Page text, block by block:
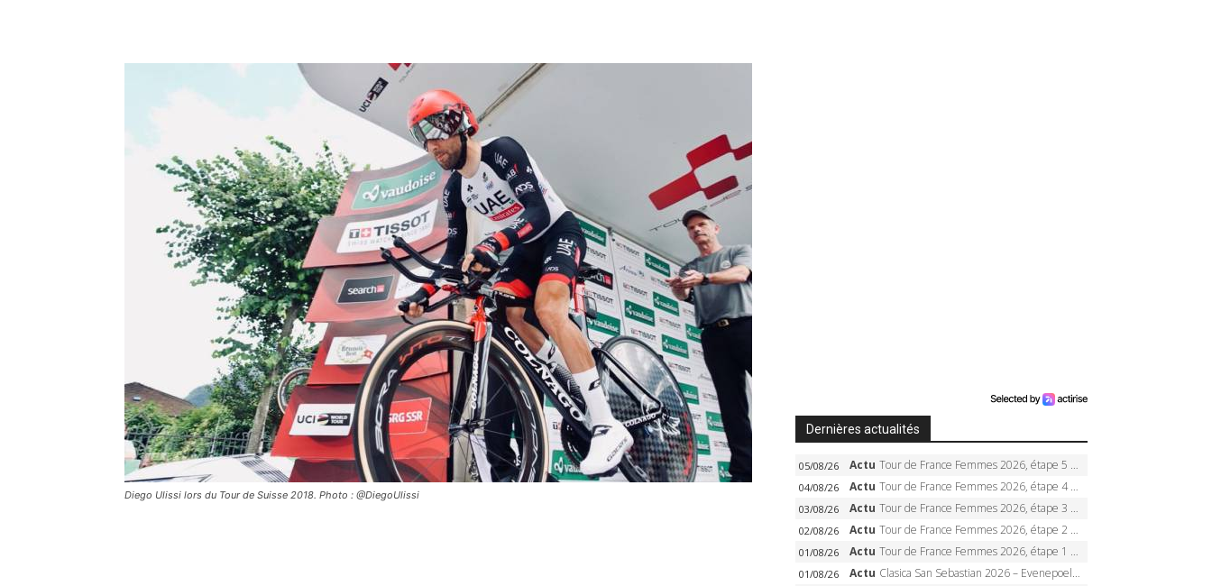
Diego Ulissi lors du Tour de Suisse 2018. Photo : @DiegoUlissi
Dernières actualités
05/08/26 Actu Tour de France Femmes 2026, étape 5 – Demi Vollering gagne à Belleville, Reusser en jaune, Ferrand-Prévot coule
04/08/26 Actu Tour de France Femmes 2026, étape 4 – Marlen Reusser écrase le chrono, Ferrand-Prévot en crise
03/08/26 Actu Tour de France Femmes 2026, étape 3 – Sigrid Haugset en solitaire, 88 km d’échappée, maillot jaune
02/08/26 Actu Tour de France Femmes 2026, étape 2 – Lorena Wiebes doublé à Genève, Markus héroïque, 7e record
01/08/26 Actu Tour de France Femmes 2026, étape 1 – Lorena Wiebes intouchable à Lausanne, premier maillot jaune
01/08/26 Actu Clasica San Sebastian 2026 – Evenepoel recordman, 4e victoire, Carapaz battu au sprint